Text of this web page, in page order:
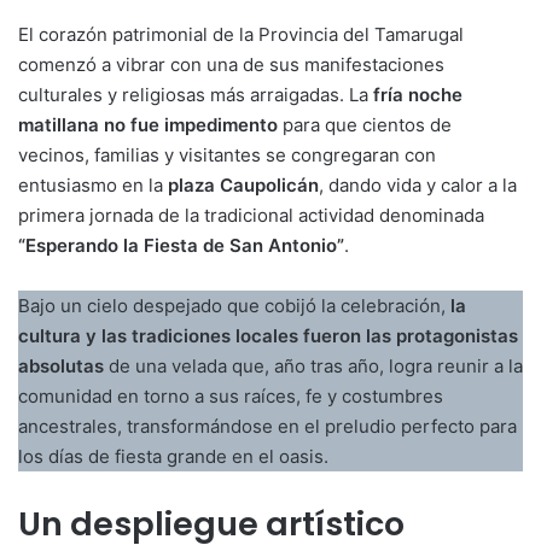
El corazón patrimonial de la Provincia del Tamarugal
comenzó a vibrar con una de sus manifestaciones
culturales y religiosas más arraigadas. La fría noche
matillana no fue impedimento para que cientos de
vecinos, familias y visitantes se congregaran con
entusiasmo en la plaza Caupolicán, dando vida y calor a la
primera jornada de la tradicional actividad denominada
“Esperando la Fiesta de San Antonio”.
Bajo un cielo despejado que cobijó la celebración, la
cultura y las tradiciones locales fueron las protagonistas
absolutas de una velada que, año tras año, logra reunir a la
comunidad en torno a sus raíces, fe y costumbres
ancestrales, transformándose en el preludio perfecto para
los días de fiesta grande en el oasis.
Un despliegue artístico